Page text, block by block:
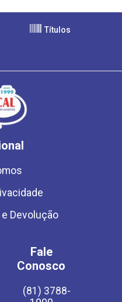
Títulos
Devolução
Fale
Conosco
(81) 3788-